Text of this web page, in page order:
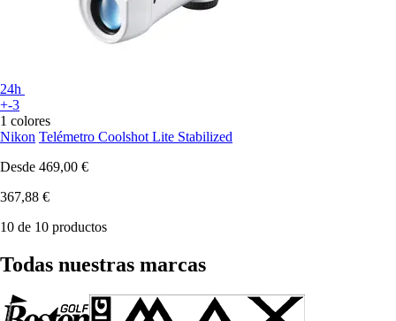
24h
+-3
1 colores
Nikon Telémetro Coolshot Lite Stabilized
Desde 469,00 €
367,88 €
10 de 10 productos
Todas nuestras marcas